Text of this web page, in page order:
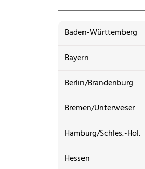
Baden-Württemberg
Bayern
Berlin/Brandenburg
Bremen/Unterweser
Hamburg/Schles.-Hol.
Hessen